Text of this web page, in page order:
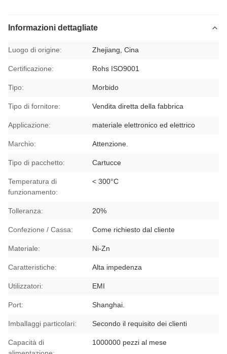
Informazioni dettagliate
Luogo di origine: Zhejiang, Cina
Certificazione: Rohs ISO9001
Tipo: Morbido
Tipo di fornitore: Vendita diretta della fabbrica
Applicazione: materiale elettronico ed elettrico
Marchio: Attenzione.
Tipo di pacchetto: Cartucce
Temperatura di
funzionamento:
< 300°C
Tolleranza: 20%
Confezione / Cassa: Come richiesto dal cliente
Materiale: Ni-Zn
Caratteristiche: Alta impedenza
Utilizzatori: EMI
Port: Shanghai.
Imballaggi particolari: Secondo il requisito dei clienti
Capacità di
1000000 pezzi al mese